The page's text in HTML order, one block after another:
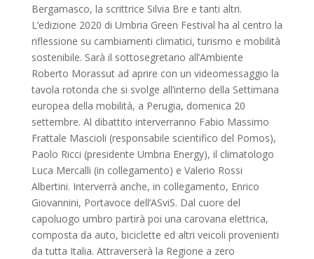
Bergamasco, la scrittrice Silvia Bre e tanti altri.
L’edizione 2020 di Umbria Green Festival ha al centro la
riflessione su cambiamenti climatici, turismo e mobilità
sostenibile. Sarà il sottosegretario all’Ambiente
Roberto Morassut ad aprire con un videomessaggio la
tavola rotonda che si svolge all’interno della Settimana
europea della mobilità, a Perugia, domenica 20
settembre. Al dibattito interverranno Fabio Massimo
Frattale Mascioli (responsabile scientifico del Pomos),
Paolo Ricci (presidente Umbria Energy), il climatologo
Luca Mercalli (in collegamento) e Valerio Rossi
Albertini. Interverrà anche, in collegamento, Enrico
Giovannini, Portavoce dell’ASviS. Dal cuore del
capoluogo umbro partirà poi una carovana elettrica,
composta da auto, biciclette ed altri veicoli provenienti
da tutta Italia. Attraverserà la Regione a zero